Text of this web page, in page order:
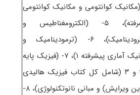
کوانتومی و مکانیک کوانتومی
پیشرفته)، ۵- (الکترومغناطیس و
الکترودینامیک)، ۶- (ترمودینامیک و
مکانیک آماری پیشرفته ۱)، ۷- (فیزیک پایه
۱، ۲ و ۳ (شامل کل کتاب فیزیک هالیدی
آخرین ویرایش) و مبانی نانوتکنولوژی)، ۸-